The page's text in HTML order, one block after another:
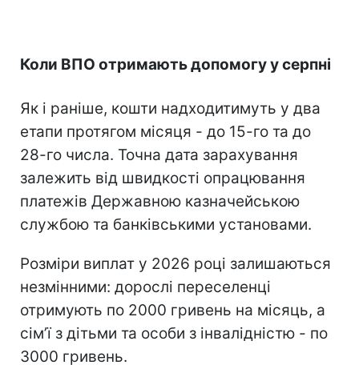
Коли ВПО отримають допомогу у серпні
Як і раніше, кошти надходитимуть у два
етапи протягом місяця - до 15-го та до
28-го числа. Точна дата зарахування
залежить від швидкості опрацювання
платежів Державною казначейською
службою та банківськими установами.
Розміри виплат у 2026 році залишаються
незмінними: дорослі переселенці
отримують по 2000 гривень на місяць, а
сімʼї з дітьми та особи з інвалідністю - по
3000 гривень.